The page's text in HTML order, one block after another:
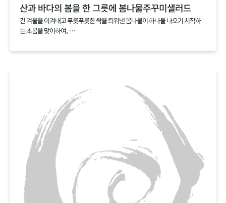
산과 바다의 봄을 한 그릇에 봄나물주꾸미샐러드
긴 겨울을 이겨내고 푸릇푸릇한 싹을 틔워낸 봄나물이 하나둘 나오기 시작하
는 초봄을 맞이하여,